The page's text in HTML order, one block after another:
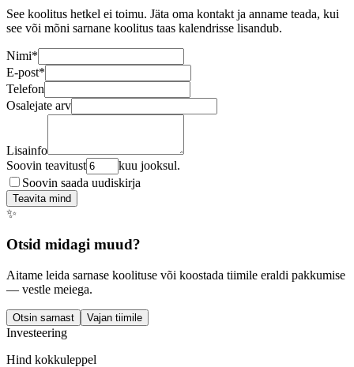
See koolitus hetkel ei toimu. Jäta oma kontakt ja anname teada, kui
see või mõni sarnane koolitus taas kalendrisse lisandub.
Nimi*
E-post*
Telefon
Osalejate arv
Lisainfo
Soovin teavitust
kuu jooksul.
Soovin saada uudiskirja
Teavita mind
✨
Otsid midagi muud?
Aitame leida sarnase koolituse või koostada tiimile eraldi pakkumise
— vestle meiega.
Otsin sarnast Vajan tiimile
Investeering
Hind kokkuleppel